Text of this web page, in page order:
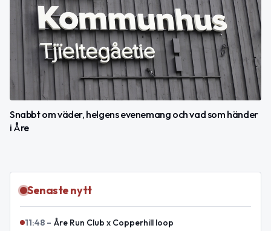
Snabbt om väder, helgens evenemang och vad som händer
i Åre
Senaste nytt
11:48 – Åre Run Club x Copperhill loop